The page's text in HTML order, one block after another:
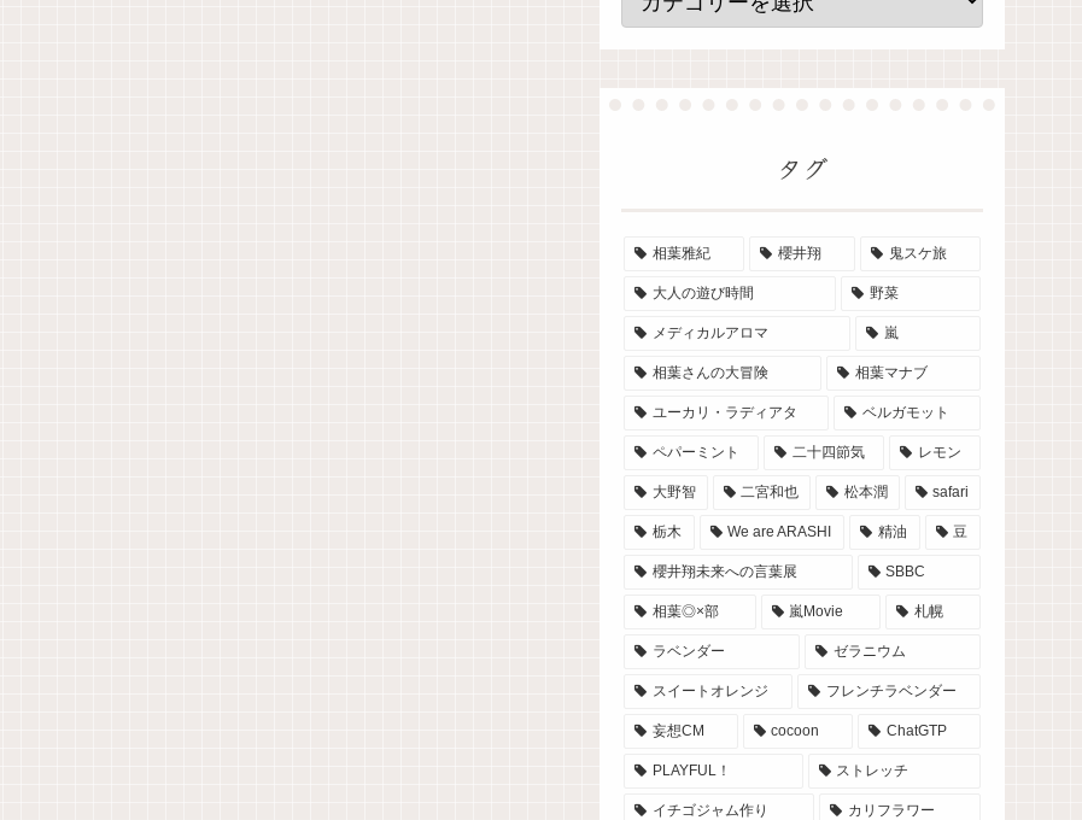
タグ
相葉雅紀 櫻井翔 鬼スケ旅
大人の遊び時間 野菜
メディカルアロマ 嵐
相葉さんの大冒険 相葉マナブ
ユーカリ・ラディアタ ベルガモット
ペパーミント 二十四節気 レモン
大野智 二宮和也 松本潤 safari
栃木 We are ARASHI 精油 豆
櫻井翔未来への言葉展 SBBC
相葉◎×部 嵐Movie 札幌
ラベンダー ゼラニウム
スイートオレンジ フレンチラベンダー
妄想CM cocoon ChatGTP
PLAYFUL！ ストレッチ
イチゴジャム作り カリフラワー